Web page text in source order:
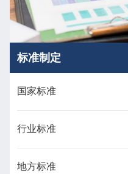
标准制定
国家标准
行业标准
地方标准